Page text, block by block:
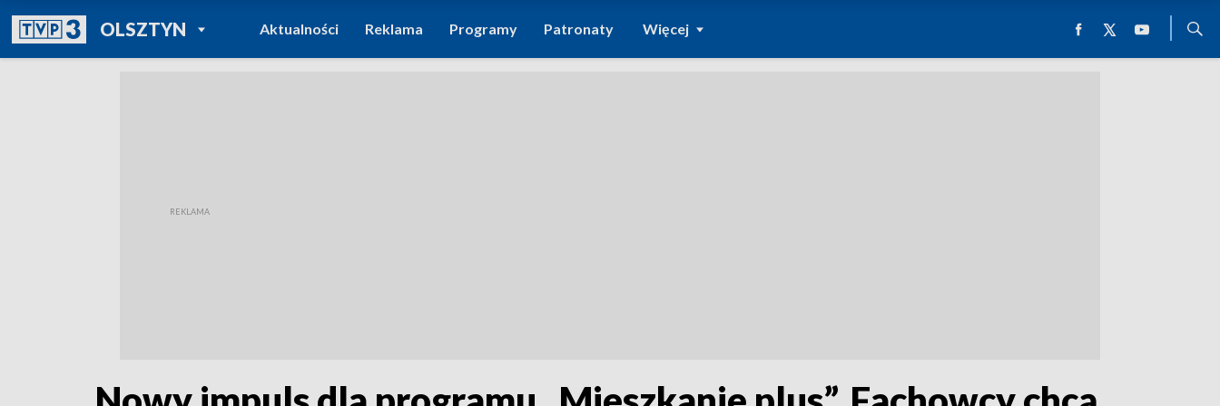
OLSZTYNPOWRÓT DO
TVP REGIONY
Aktualności Reklama Programy Patronaty Więcej